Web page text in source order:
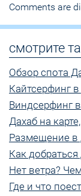
Comments are
смотрите
Обзор спота
Кайтсерфинг
Виндсерфинг
Дахаб на
Размещение в
Как
Нет ветра?
Где и что